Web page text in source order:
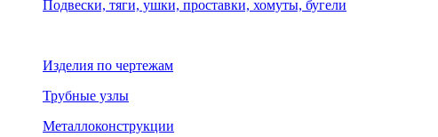
Подвески, тяги, ушки, проставки, хомуты, бугели
Изделия по чертежам
Трубные узлы
Металлоконструкции